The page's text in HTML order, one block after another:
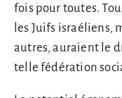
fois pour toutes.
les Juifs israéliens,
autres, auraient le
telle fédération